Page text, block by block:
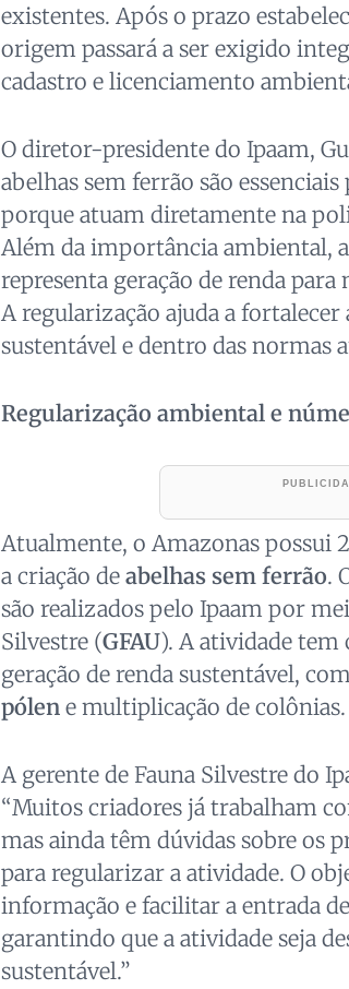
existentes. Após o prazo
origem passará a ser exigido
cadastro e licenciamento
O diretor-presidente do Ipaam,
abelhas sem ferrão são
porque atuam diretamente na
Além da importância ambiental,
representa geração de renda
A regularização ajuda a
sustentável e dentro das normas
Regularização ambiental e
Atualmente, o Amazonas possui
a criação de abelhas sem ferrão.
são realizados pelo Ipaam por
Silvestre (GFAU). A atividade tem
geração de renda sustentável,
pólen e multiplicação de colônias.
A gerente de Fauna Silvestre do
“Muitos criadores já trabalham
mas ainda têm dúvidas sobre os
para regularizar a atividade. O
informação e facilitar a entrada
garantindo que a atividade seja
sustentável.”